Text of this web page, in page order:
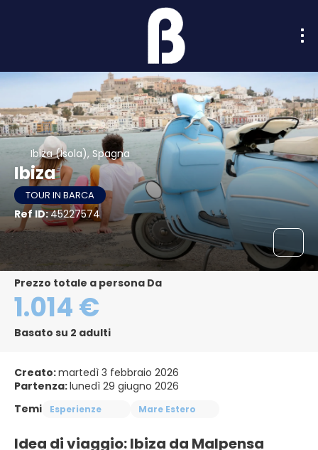
Ibiza (Isola), Spagna
Ibiza
TOUR IN BARCA
Ref ID:45227574
Prezzo totale a persona Da
1.014 €
Basato su 2 adulti
Creato:martedì 3 febbraio 2026
Partenza:lunedì 29 giugno 2026
Temi
Esperienze Mare Estero
Idea di viaggio: Ibiza da Malpensa